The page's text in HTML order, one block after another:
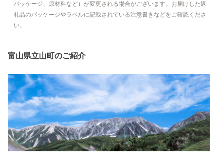
パッケージ、原材料など）が変更される場合がございます。お届けした返
礼品のパッケージやラベルに記載されている注意書きなどをご確認くださ
い。
富山県立山町のご紹介